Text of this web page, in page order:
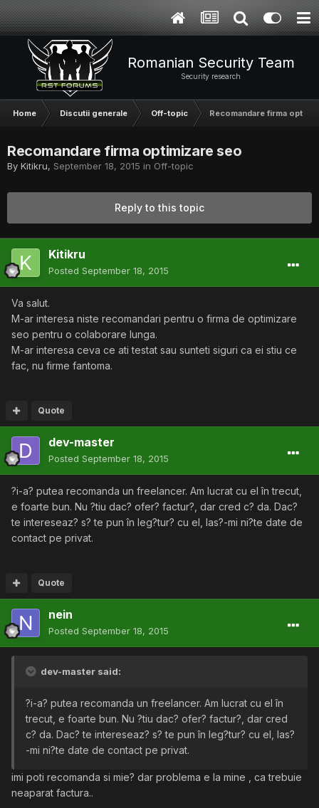
Romanian Security Team
Security research
Home Discutii generale Off-topic Recomandare firma
Recomandare firma optimizare seo
By Kitikru, September 18, 2015 in Off-topic
Reply to this topic
Kitikru
Posted September 18, 2015
Va salut.
M-ar interesa niste recomandari pentru o firma de optimizare
seo pentru o colaborare lunga.
M-ar interesa ceva ce ati testat sau sunteti siguri ca ei stiu ce
fac, nu firme fantoma.
Quote
dev-master
Posted September 18, 2015
?i-a? putea recomanda un freelancer. Am lucrat cu el în trecut,
e foarte bun. Nu ?tiu dac? ofer? factur?, dar cred c? da. Dac?
te intereseaz? s? te pun în leg?tur? cu el, las?-mi ni?te date de
contact pe privat.
Quote
nein
Posted September 18, 2015
dev-master said:
?i-a? putea recomanda un freelancer. Am lucrat cu el în
trecut, e foarte bun. Nu ?tiu dac? ofer? factur?, dar cred
c? da. Dac? te intereseaz? s? te pun în leg?tur? cu el, las?
-mi ni?te date de contact pe privat.
imi poti recomanda si mie? dar problema e la mine , ca trebuie
neaparat factura..